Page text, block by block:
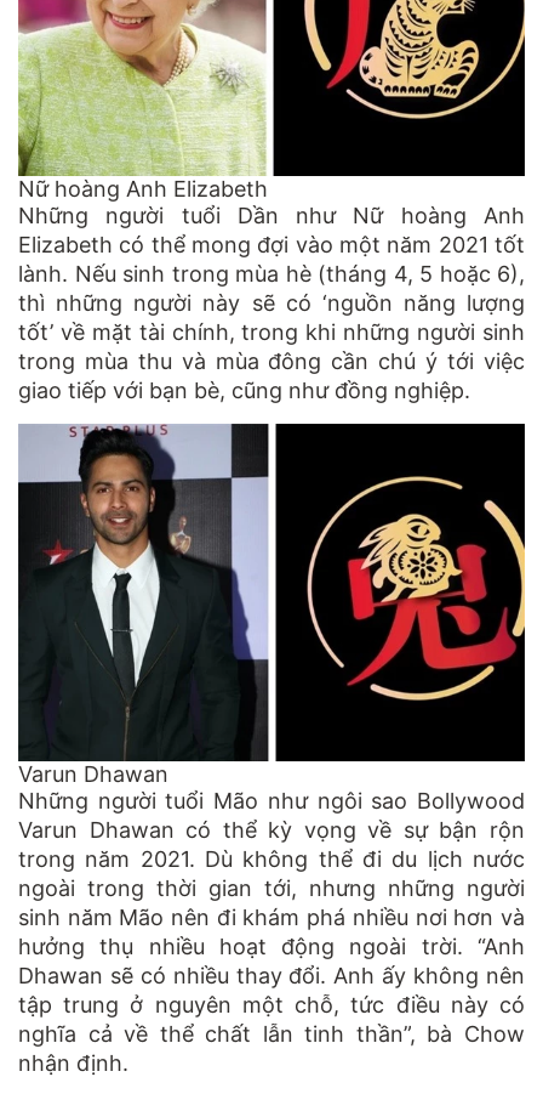
Nữ hoàng Anh Elizabeth
Những người tuổi Dần như Nữ hoàng Anh
Elizabeth có thể mong đợi vào một năm 2021 tốt
lành. Nếu sinh trong mùa hè (tháng 4, 5 hoặc 6),
thì những người này sẽ có ‘nguồn năng lượng
tốt’ về mặt tài chính, trong khi những người sinh
trong mùa thu và mùa đông cần chú ý tới việc
giao tiếp với bạn bè, cũng như đồng nghiệp.
Varun Dhawan
Những người tuổi Mão như ngôi sao Bollywood
Varun Dhawan có thể kỳ vọng về sự bận rộn
trong năm 2021. Dù không thể đi du lịch nước
ngoài trong thời gian tới, nhưng những người
sinh năm Mão nên đi khám phá nhiều nơi hơn và
hưởng thụ nhiều hoạt động ngoài trời. “Anh
Dhawan sẽ có nhiều thay đổi. Anh ấy không nên
tập trung ở nguyên một chỗ, tức điều này có
nghĩa cả về thể chất lẫn tinh thần”, bà Chow
nhận định.